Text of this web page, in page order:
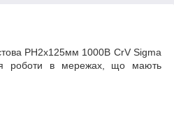
PH2x125мм 1000В CrV Sigma
роботи в мережах, що мають